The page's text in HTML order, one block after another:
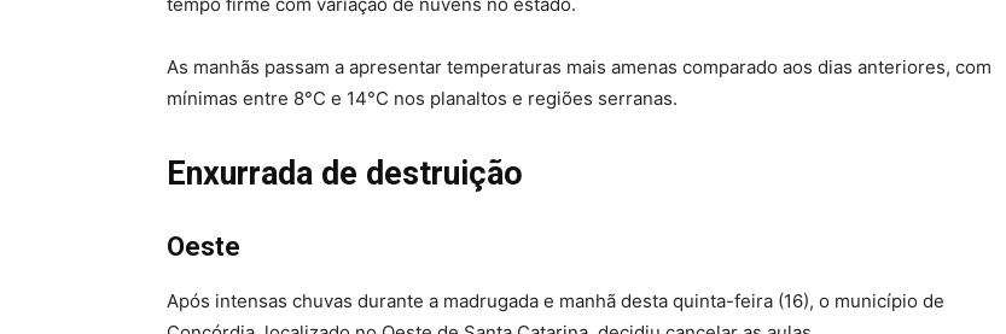
As manhãs passam a apresentar temperaturas mais amenas comparado aos dias anteriores, com
mínimas entre 8°C e 14°C nos planaltos e regiões serranas.
Enxurrada de destruição
Oeste
Após intensas chuvas durante a madrugada e manhã desta quinta-feira (16), o município de